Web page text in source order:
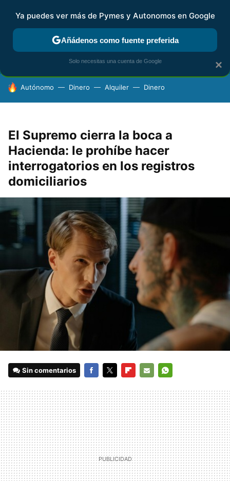
FISCALIDAD Y CONTABILIDAD KIT DIGITAL RENTA
HOY SE HABLA DE
Autónomo Dinero Alquiler Dinero
El Supremo cierra la boca a
Hacienda: le prohíbe hacer
interrogatorios en los registros
domiciliarios
Sin comentarios
MAIL
×
Ya puedes ver más de Pymes y Autonomos en Google
Añádenos como fuente preferida
Solo necesitas una cuenta de Google